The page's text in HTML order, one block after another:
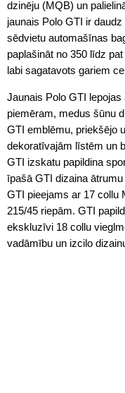
dzinēju (MQB) un
jaunais Polo GTI ir
sēdvietu automašīnas
paplašināt no 350 līdz
labi sagatavots gariem
Jaunais Polo GTI
piemēram, medus šūnu
GTI emblēmu, priekšējo
dekoratīvajām līstēm un
GTI izskatu papildina
īpašā GTI dizaina
GTI pieejams ar 17 collu
215/45 riepām. GTI
ekskluzīvi 18 collu
vadāmību un izcilo